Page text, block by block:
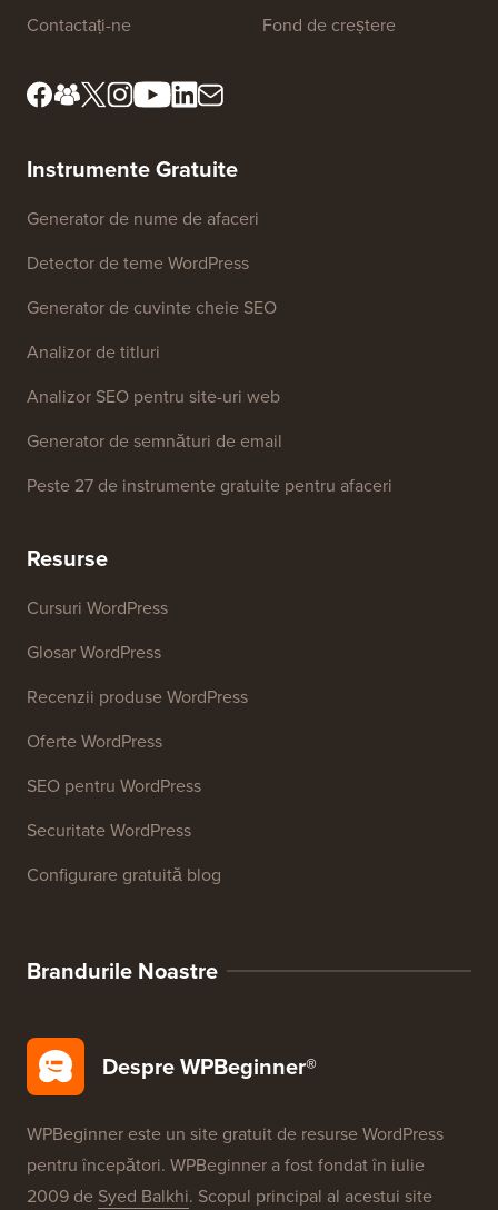
Contactați-ne
Fond de creștere
Instrumente Gratuite
Generator de nume de afaceri
Detector de teme WordPress
Generator de cuvinte cheie SEO
Analizor de titluri
Analizor SEO pentru site-uri web
Generator de semnături de email
Peste 27 de instrumente gratuite pentru afaceri
Resurse
Cursuri WordPress
Glosar WordPress
Recenzii produse WordPress
Oferte WordPress
SEO pentru WordPress
Securitate WordPress
Configurare gratuită blog
Brandurile Noastre
Despre WPBeginner®
WPBeginner este un site gratuit de resurse WordPress
pentru începători. WPBeginner a fost fondat în iulie
2009 de Syed Balkhi. Scopul principal al acestui site